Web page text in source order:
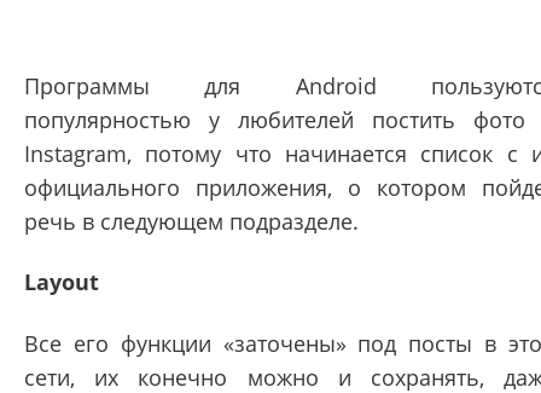
Программы для Android
популярностью у любителей постить фото
Instagram, потому что начинается список с
официального приложения, о котором
речь в следующем подразделе.
Layout
Все его функции «заточены» под посты в
сети, их конечно можно и сохранять,